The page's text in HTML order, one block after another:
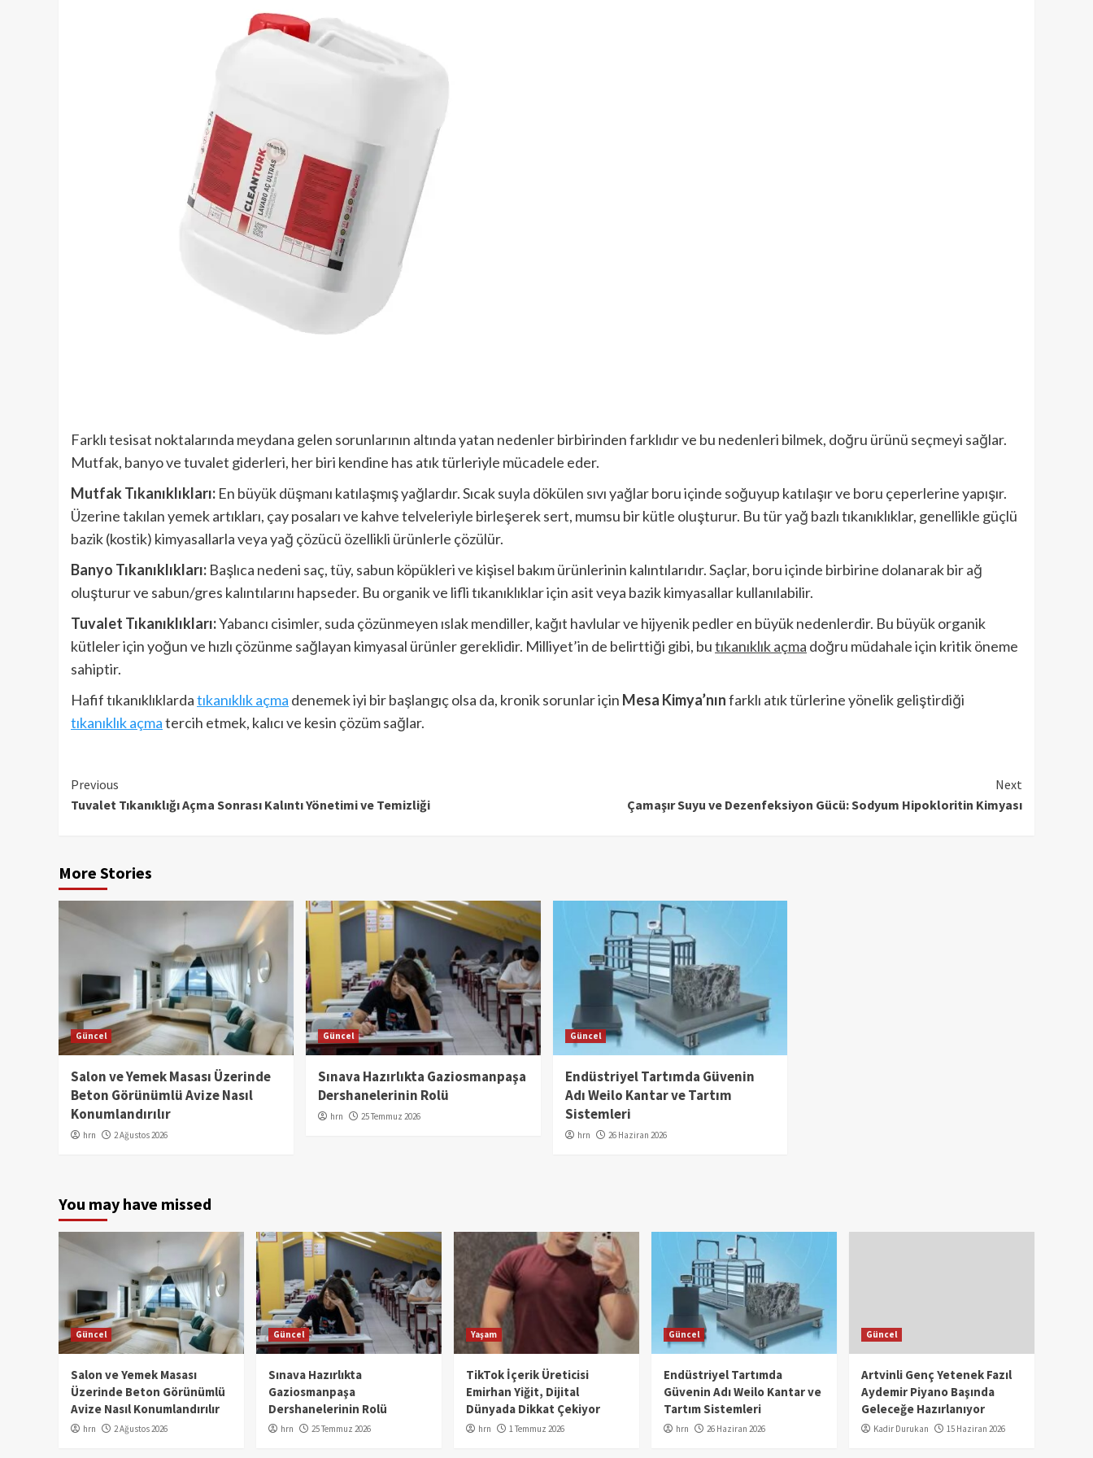
Farklı tesisat noktalarında meydana gelen sorunlarının altında yatan nedenler birbirinden farklıdır ve bu nedenleri bilmek, doğru ürünü seçmeyi sağlar.
Mutfak, banyo ve tuvalet giderleri, her biri kendine has atık türleriyle mücadele eder.
Mutfak Tıkanıklıkları: En büyük düşmanı katılaşmış yağlardır. Sıcak suyla dökülen sıvı yağlar boru içinde soğuyup katılaşır ve boru çeperlerine yapışır.
Üzerine takılan yemek artıkları, çay posaları ve kahve telveleriyle birleşerek sert, mumsu bir kütle oluşturur. Bu tür yağ bazlı tıkanıklıklar, genellikle güçlü
bazik (kostik) kimyasallarla veya yağ çözücü özellikli ürünlerle çözülür.
Banyo Tıkanıklıkları: Başlıca nedeni saç, tüy, sabun köpükleri ve kişisel bakım ürünlerinin kalıntılarıdır. Saçlar, boru içinde birbirine dolanarak bir ağ
oluşturur ve sabun/gres kalıntılarını hapseder. Bu organik ve lifli tıkanıklıklar için asit veya bazik kimyasallar kullanılabilir.
Tuvalet Tıkanıklıkları:Yabancı cisimler, suda çözünmeyen ıslak mendiller, kağıt havlular ve hijyenik pedler en büyük nedenlerdir. Bu büyük organik
kütleler için yoğun ve hızlı çözünme sağlayan kimyasal ürünler gereklidir. Milliyet’in de belirttiği gibi, butıkanıklık açma doğru müdahale için kritik öneme
sahiptir.
Hafif tıkanıklıklardatıkanıklık açma denemek iyi bir başlangıç olsa da, kronik sorunlar için Mesa Kimya’nınfarklı atık türlerine yönelik geliştirdiği
tıkanıklık açmatercih etmek, kalıcı ve kesin çözüm sağlar.
Continue
Reading
Previous
Tuvalet Tıkanıklığı Açma Sonrası Kalıntı Yönetimi ve Temizliği
Next
Çamaşır Suyu ve Dezenfeksiyon Gücü: Sodyum Hipokloritin Kimyası
More Stories
Güncel
Salon ve Yemek Masası Üzerinde
Beton Görünümlü Avize Nasıl
Konumlandırılır
hrn 2 Ağustos 2026
Güncel
Sınava Hazırlıkta Gaziosmanpaşa
Dershanelerinin Rolü
hrn 25 Temmuz 2026
Güncel
Endüstriyel Tartımda Güvenin
Adı Weilo Kantar ve Tartım
Sistemleri
hrn 26 Haziran 2026
You may have missed
Güncel
Salon ve Yemek Masası
Üzerinde Beton Görünümlü
Avize Nasıl Konumlandırılır
hrn 2 Ağustos 2026
Güncel
Sınava Hazırlıkta
Gaziosmanpaşa
Dershanelerinin Rolü
hrn 25 Temmuz 2026
Yaşam
TikTok İçerik Üreticisi
Emirhan Yiğit, Dijital
Dünyada Dikkat Çekiyor
hrn 1 Temmuz 2026
Güncel
Endüstriyel Tartımda
Güvenin Adı Weilo Kantar ve
Tartım Sistemleri
hrn 26 Haziran 2026
Güncel
Artvinli Genç Yetenek Fazıl
Aydemir Piyano Başında
Geleceğe Hazırlanıyor
Kadir Durukan 15 Haziran 2026